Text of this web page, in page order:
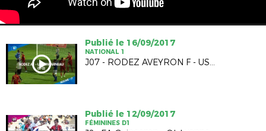
Publié le 16/09/2017
NATIONAL 1
J07 - RODEZ AVEYRON F - US CONCARNEAU (O-0)
Publié le 12/09/2017
FÉMININES D1